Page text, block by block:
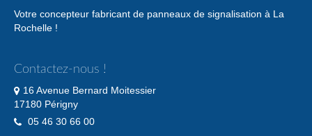
Votre concepteur fabricant de panneaux de signalisation à La
Rochelle !
Contactez-nous !
16 Avenue Bernard Moitessier
17180 Périgny
05 46 30 66 00